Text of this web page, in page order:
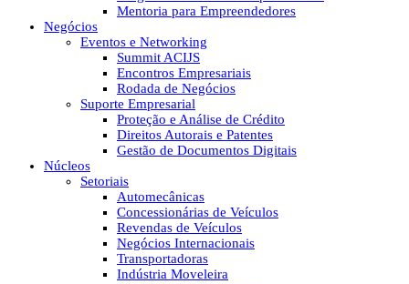
Mentoria para Empreendedores
Negócios
Eventos e Networking
Summit ACIJS
Encontros Empresariais
Rodada de Negócios
Suporte Empresarial
Proteção e Análise de Crédito
Direitos Autorais e Patentes
Gestão de Documentos Digitais
Núcleos
Setoriais
Automecânicas
Concessionárias de Veículos
Revendas de Veículos
Negócios Internacionais
Transportadoras
Indústria Moveleira